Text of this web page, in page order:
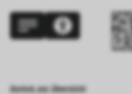
Zurück zur Übersicht